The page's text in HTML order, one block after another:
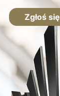
Zgłoś się